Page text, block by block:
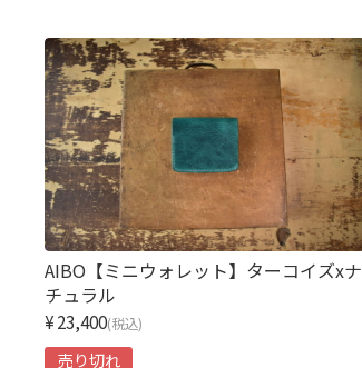
AIBO【ミニウォレット】ターコイズxナ
チュラル
¥23,400(税込)
売り切れ